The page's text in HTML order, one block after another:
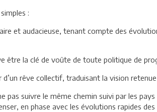
:
et audacieuse, tenant compte des
être la clé de voûte de toute politique de
rêve collectif, traduisant la vision
suivre le même chemin suivi par les
en phase avec les évolutions rapides